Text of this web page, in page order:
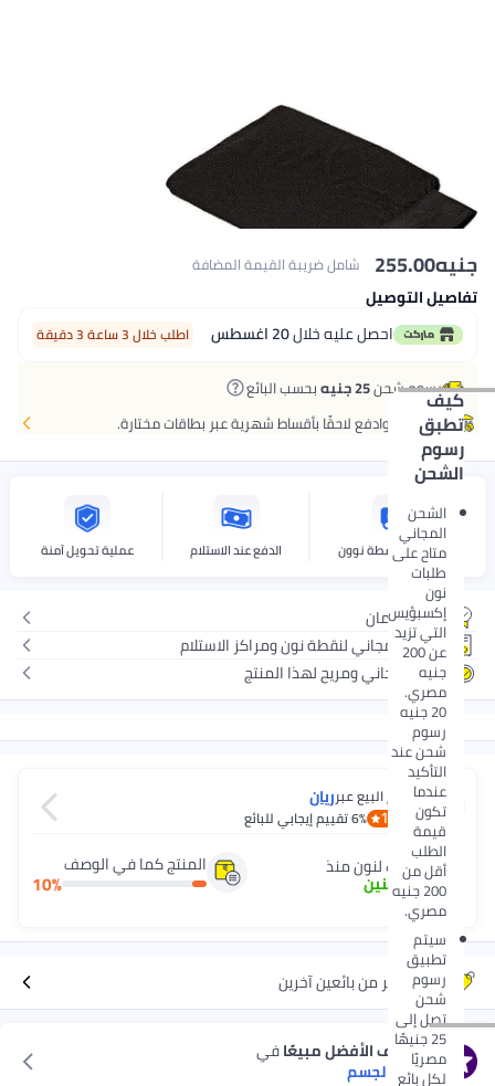
جنيه255.00 شامل ضريبة القيمة المضافة
تفاصيل التوصيل
احصل عليه خلال20 اغسطس اطلب خلال 3 ساعة 3 دقيقة
رسوم شحن25 جنيه بحسب البائع كيف
تطبق
رسوم
الشحن
الشحن
المجاني
متاح على
طلبات
نون
إكسبؤيس
التي تزيد
عن 200
جنيه
مصري.
20 جنيه
رسوم
شحن عند
التأكيد
عندما
تكون
قيمة
الطلب
أقل من
200 جنيه
مصري.
سيتم
تطبيق
رسوم
شحن
تصل إلى
25 جنيهًا
مصريًا
لكل بائع
اشتر الآن وادفع لاحقًا بأقساط شهرية عبر بطاقات مختارة.
التوصيل بواسطة نوون الدفع عند الاستلام عملية تحويل آمنة
بدون ضمان
توصيل مجاني لنقطة نون ومراكز الاستلام
إرجاع مجاني ومريح لهذا المنتج
يتم البيع عبرريان
1.2
6%تقييم إيجابي للبائع
المنتج كما في الوصف
10%
شريك لنون منذ
2
+سنين
عروض أكثر من بائعين آخرين
استكشف الأفضل مبيعًافي
قفازات الجسم